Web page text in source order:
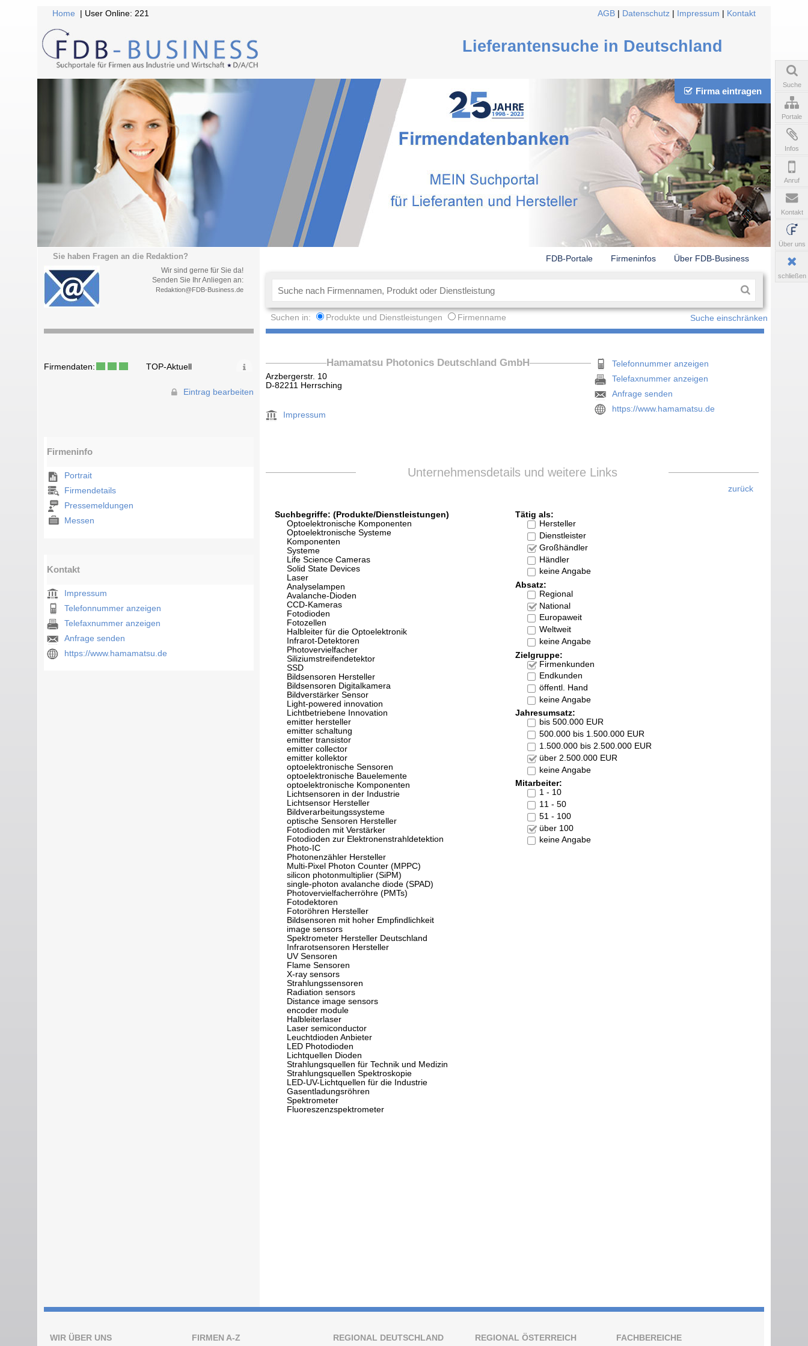
Home | User Online: 221 AGB Datenschutz Impressum Kontakt
Lieferantensuche in Deutschland
Firma eintragen
Sie haben Fragen an die Redaktion?
Wir sind gerne für Sie da!
Senden Sie Ihr Anliegen an:
Redaktion@FDB-Business.de
FDB-Portale Firmeninfos Über FDB-Business
Suchen in: Produkte und Dienstleistungen Firmenname Suche einschränken
Firmendaten: TOP-Aktuell
Eintrag bearbeiten
Firmeninfo
Portrait
Firmendetails
Pressemeldungen
Messen
Kontakt
Impressum
Telefonnummer anzeigen
Telefaxnummer anzeigen
Anfrage senden
https://www.hamamatsu.de
Hamamatsu Photonics Deutschland GmbH
Arzbergerstr. 10
D-82211 Herrsching
Impressum
Telefonnummer anzeigen
Telefaxnummer anzeigen
Anfrage senden
https://www.hamamatsu.de
Unternehmensdetails und weitere Links
zurück
Suchbegriffe: (Produkte/Dienstleistungen)
Optoelektronische Komponenten
Optoelektronische Systeme
Komponenten
Systeme
Life Science Cameras
Solid State Devices
Laser
Analyselampen
Avalanche-Dioden
CCD-Kameras
Fotodioden
Fotozellen
Halbleiter für die Optoelektronik
Infrarot-Detektoren
Photovervielfacher
Siliziumstreifendetektor
SSD
Bildsensoren Hersteller
Bildsensoren Digitalkamera
Bildverstärker Sensor
Light-powered innovation
Lichtbetriebene Innovation
emitter hersteller
emitter schaltung
emitter transistor
emitter collector
emitter kollektor
optoelektronische Sensoren
optoelektronische Bauelemente
optoelektronische Komponenten
Lichtsensoren in der Industrie
Lichtsensor Hersteller
Bildverarbeitungssysteme
optische Sensoren Hersteller
Fotodioden mit Verstärker
Fotodioden zur Elektronenstrahldetektion
Photo-IC
Photonenzähler Hersteller
Multi-Pixel Photon Counter (MPPC)
silicon photonmultiplier (SiPM)
single-photon avalanche diode (SPAD)
Photovervielfacherröhre (PMTs)
Fotodektoren
Fotoröhren Hersteller
Bildsensoren mit hoher Empfindlichkeit
image sensors
Spektrometer Hersteller Deutschland
Infrarotsensoren Hersteller
UV Sensoren
Flame Sensoren
X-ray sensors
Strahlungssensoren
Radiation sensors
Distance image sensors
encoder module
Halbleiterlaser
Laser semiconductor
Leuchtdioden Anbieter
LED Photodioden
Lichtquellen Dioden
Strahlungsquellen für Technik und Medizin
Strahlungsquellen Spektroskopie
LED-UV-Lichtquellen für die Industrie
Gasentladungsröhren
Spektrometer
Fluoreszenzspektrometer
Tätig als:
Hersteller
Dienstleister
Großhändler
Händler
keine Angabe
Absatz:
Regional
National
Europaweit
Weltweit
keine Angabe
Zielgruppe:
Firmenkunden
Endkunden
öffentl. Hand
keine Angabe
Jahresumsatz:
bis 500.000 EUR
500.000 bis 1.500.000 EUR
1.500.000 bis 2.500.000 EUR
über 2.500.000 EUR
keine Angabe
Mitarbeiter:
1 - 10
11 - 50
51 - 100
über 100
keine Angabe
WIR ÜBER UNS FIRMEN A-Z REGIONAL DEUTSCHLAND REGIONAL ÖSTERREICH FACHBEREICHE
Suche
Portale
Infos
Anruf
Kontakt
Über uns
schließen